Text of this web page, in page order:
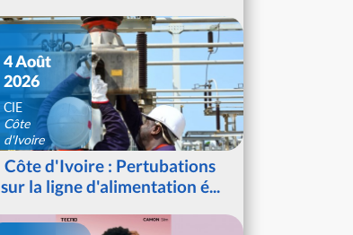
4 Août
2026
CIE
Côte
d'Ivoire
Côte d'Ivoire : Pertubations
sur la ligne d'alimentation é...